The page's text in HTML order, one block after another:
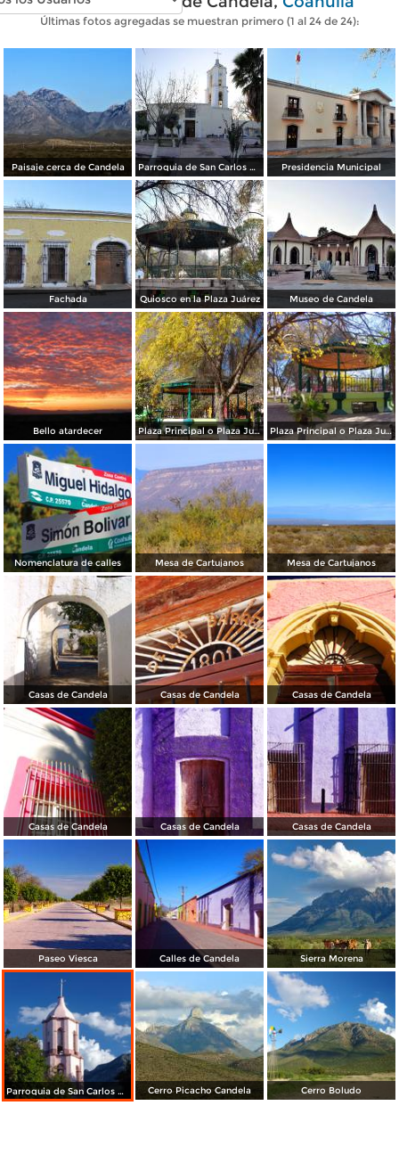
Últimas fotos agregadas se muestran primero (1 al 24 de 24):
Paisaje cerca de Candela Parroquia de San Carlos Borromeo Presidencia Municipal
Fachada Quiosco en la Plaza Juárez Museo de Candela
Bello atardecer Plaza Principal o Plaza Juárez Plaza Principal o Plaza Juárez
Nomenclatura de calles Mesa de Cartujanos Mesa de Cartujanos
Casas de Candela Casas de Candela Casas de Candela
Casas de Candela Casas de Candela Casas de Candela
Paseo Viesca Calles de Candela Sierra Morena
Parroquia de San Carlos Borromeo Cerro Picacho Candela Cerro Boludo